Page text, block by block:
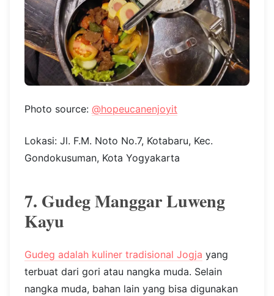
Photo source: @hopeucanenjoyit
Lokasi: Jl. F.M. Noto No.7, Kotabaru, Kec.
Gondokusuman, Kota Yogyakarta
7. Gudeg Manggar Luweng
Kayu
Gudeg adalah kuliner tradisional Jogja yang
terbuat dari gori atau nangka muda. Selain
nangka muda, bahan lain yang bisa digunakan